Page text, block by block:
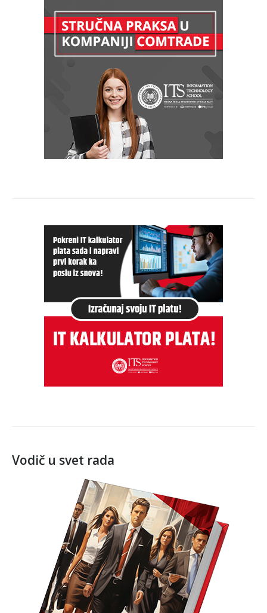
Vodič u svet rada